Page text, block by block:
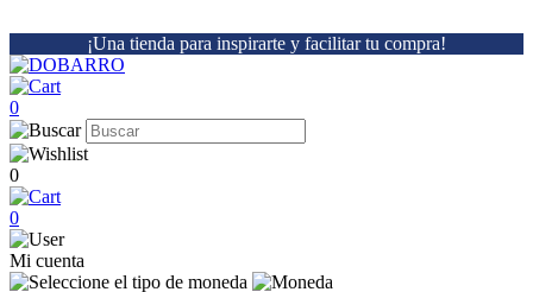
¡Una tienda para inspirarte y facilitar tu compra!
0
0
0
Mi cuenta